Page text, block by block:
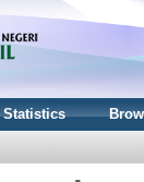
Statistics